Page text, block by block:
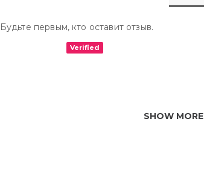
Будьте первым, кто оставит отзыв.
Verified
SHOW MORE